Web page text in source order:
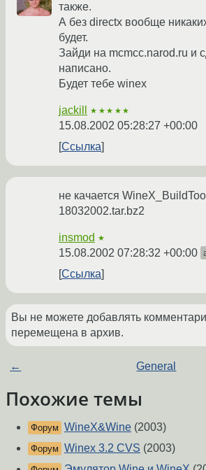
также.
А без directx вообще
будет.
Зайди на mcmcc.narod.ru и
написано.
Будет тебе winex
jackill ★★★★★
15.08.2002 05:28:27 +00:00
Ссылка
не качается
18032002.tar.bz2
insmod ★
15.08.2002 07:28:32 +00:00
Ссылка
Вы не можете добавлять
перемещена в архив.
← General
Похожие темы
Форум WineX&Wine (2003)
Форум Winex 3.2 CVS (2003)